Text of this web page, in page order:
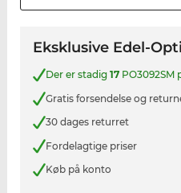
Eksklusive Edel-
Der er stadig 17PO3092SM
Gratis forsendelse og
30 dages returret
Fordelagtige priser
Køb på konto